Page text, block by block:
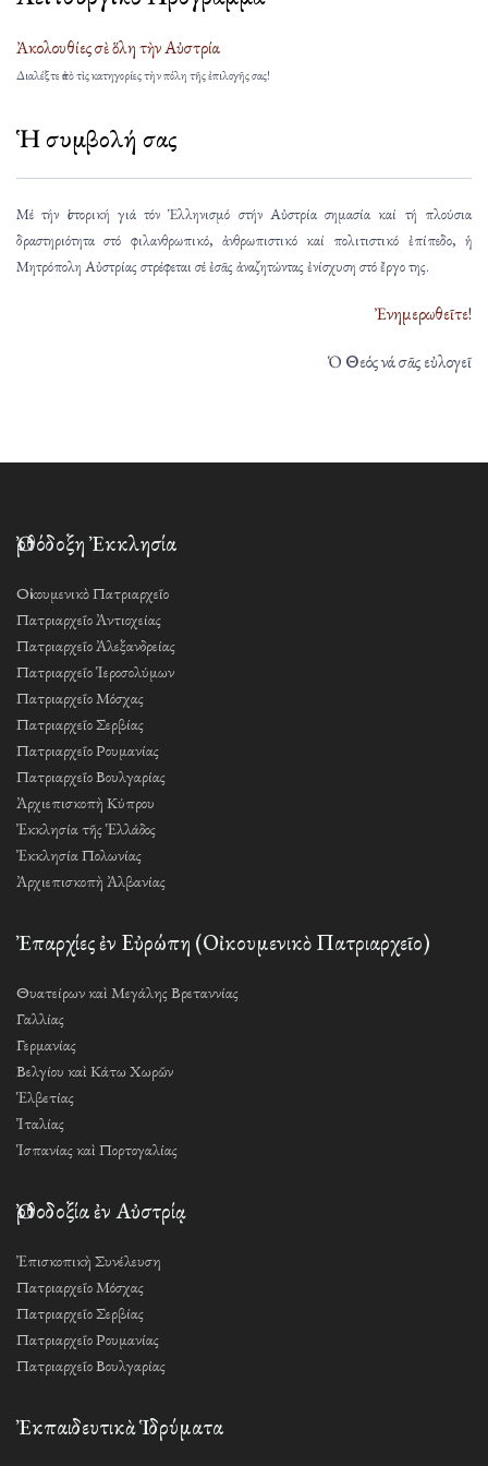
Ἀκολουθίες σὲ ὅλη τὴν Αὐστρία
Διαλέξτε ἀπὸ τὶς κατηγορίες τὴν πόλη τῆς ἐπιλογῆς σας!
Ἡ συμβολή σας
Μέ τήν ἱστορική γιά τόν Ἑλληνισμό στήν Αὐστρία σημασία καί τή πλούσια
δραστηριότητα στό φιλανθρωπικό, ἀνθρωπιστικό καί πολιτιστικό ἐπίπεδο, ἡ
Μητρόπολη Αὐστρίας στρέφεται σέ ἐσᾶς ἀναζητώντας ἐνίσχυση στό ἔργο της.
Ἐνημερωθεῖτε!
Ὁ Θεός νά σᾶς εὐλογεῖ
Ὀρθόδοξη Ἐκκλησία
Οἰκουμενικὸ Πατριαρχεῖο
Πατριαρχεῖο Ἀντιοχείας
Πατριαρχεῖο Ἀλεξανδρείας
Πατριαρχεῖο Ἱεροσολύμων
Πατριαρχεῖο Μόσχας
Πατριαρχεῖο Σερβίας
Πατριαρχεῖο Ρουμανίας
Πατριαρχεῖο Βουλγαρίας
Ἀρχιεπισκοπὴ Κύπρου
Ἐκκλησία τῆς Ἑλλάδος
Ἐκκλησία Πολωνίας
Ἀρχιεπισκοπὴ Ἀλβανίας
Ἐπαρχίες ἐν Εὐρώπη (Οἰκουμενικὸ Πατριαρχεῖο)
Θυατείρων καὶ Μεγάλης Βρεταννίας
Γαλλίας
Γερμανίας
Βελγίου καὶ Κάτω Χωρῶν
Ἑλβετίας
Ἰταλίας
Ἱσπανίας καὶ Πορτογαλίας
Ὀρθοδοξία ἐν Αὐστρίᾳ
Ἐπισκοπικὴ Συνέλευση
Πατριαρχεῖο Μόσχας
Πατριαρχεῖο Σερβίας
Πατριαρχεῖο Ρουμανίας
Πατριαρχεῖο Βουλγαρίας
Ἐκπαιδευτικὰ Ἱδρύματα